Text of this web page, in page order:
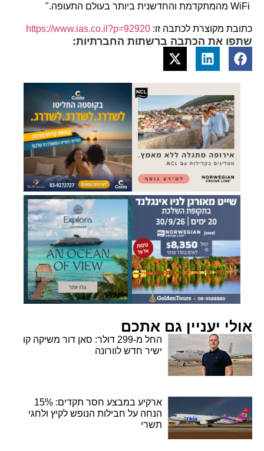
כתובת מקוצרת לכתבה זו: https://www.ias.co.il?p=92920
שתפו את הכתבה ברשתות החברתיות:
אולי יעניין גם אתכם
החל מ-299 דולר: סאן דור משיקה קו
ישיר חדש לוורונה
ארקיע במבצע חסר תקדים: 15%
הנחה על חבילות הנופש לקיץ ולחגי
תשרי